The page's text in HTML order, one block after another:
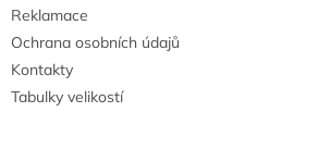
Reklamace
Ochrana osobních údajů
Kontakty
Tabulky velikostí